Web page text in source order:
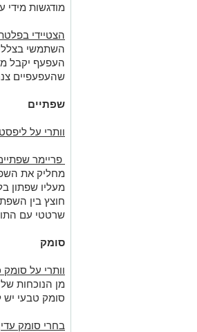
מודגשות מידי
הצטיידי
השתמשי
העפעף יקבל
שהעפעפיים
שפתיים
וותרי על
פריימר
מחליק את
מעליו שפתון
חוצץ בין
שרטטי עם
סומק
וותרי על
מן הנוכחות
סומק טבעי
בחרי סומק